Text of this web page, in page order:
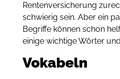
Rentenversicherung
schwierig sein. Aber ein
Begriffe können schon
einige wichtige Wörter
Vokabeln